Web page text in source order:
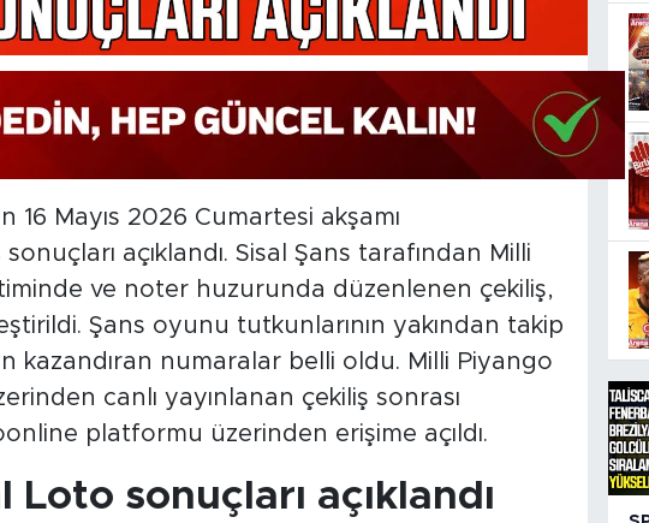
16 Mayıs 2026 Cumartesi akşamı
açıklandı. Sisal Şans tarafından Milli
ve noter huzurunda düzenlenen çekiliş,
Şans oyunu tutkunlarının yakından takip
kazandıran numaralar belli oldu. Milli Piyango
canlı yayınlanan çekiliş sonrası
platformu üzerinden erişime açıldı.
Loto sonuçları açıklandı